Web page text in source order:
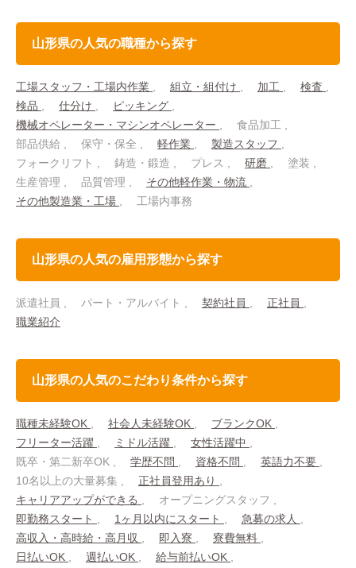
山形県の人気の職種から探す
工場スタッフ・工場内作業 組立・組付け 加工
検査
検品
仕分け
ピッキング
機械オペレーター・マシンオペレーター
食品加工
部品供給
保守・保全 軽作業
製造スタッフ
フォークリフト
鋳造・鍛造 プレス 研磨
塗装
生産管理
品質管理
その他軽作業・物流
その他製造業・工場
工場内事務
山形県の人気の雇用形態から探す
派遣社員 パート・アルバイト 契約社員
正社員
職業紹介
山形県の人気のこだわり条件から探す
職種未経験OK 社会人未経験OK
ブランクOK
フリーター活躍
ミドル活躍
女性活躍中
既卒・第二新卒OK
学歴不問 資格不問
英語力不要
10名以上の大量募集
正社員登用あり
キャリアアップができる
オープニングスタッフ
即勤務スタート
1ヶ月以内にスタート
急募の求人
高収入・高時給・高月収
即入寮
寮費無料
日払いOK
週払いOK
給与前払いOK